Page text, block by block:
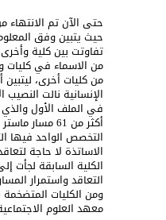
حتى الآن تم الانتهاء
حيث يتبين وفق
من كليات أخرى، ليتبين
الإنسانية نالت
أكثر من 61
التخصص الواحد فيها
الاساتذة لا حاجة
الكلية السابقة لجأت
التعاقد واستمرار
ومن الكليات
معهد العلوم